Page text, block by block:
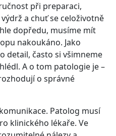
při preparaci,
a chuť se celoživotně
dopředu, musíme mít
nakoukáno. Jako
detail, často si všimneme
A o tom patologie je –
o správné
Patolog musí
klinického lékaře. Ve